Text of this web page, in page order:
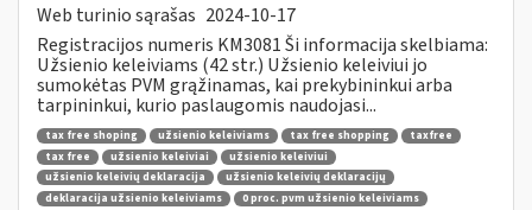
Web turinio sąrašas 2024-10-17
Registracijos numeris KM3081 Ši informacija skelbiama:
Užsienio keleiviams (42 str.) Užsienio keleiviui jo
sumokėtas PVM grąžinamas, kai prekybininkui arba
tarpininkui, kurio paslaugomis naudojasi...
tax free shoping užsienio keleiviams tax free shopping
taxfree
tax free
užsienio keleiviai
užsienio keleiviui
užsienio keleivių deklaracija
užsienio keleivių deklaracijų
deklaracija užsienio keleiviams
0 proc. pvm užsienio keleiviams